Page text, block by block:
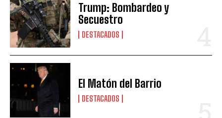
Trump: Bombardeo y
Secuestro
DESTACADOS
El Matón del Barrio
DESTACADOS